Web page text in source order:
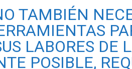
TAMBIÉN
LABORES DE
POSIBLE,